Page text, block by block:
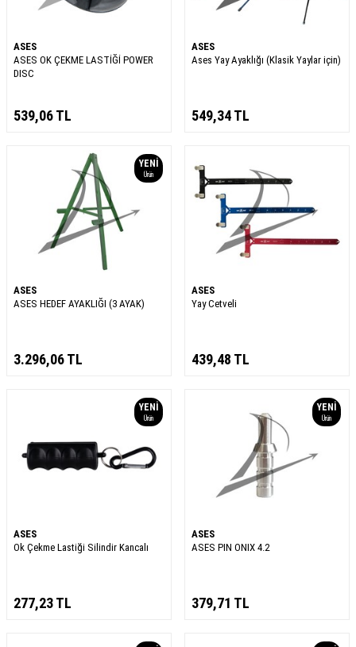
ASES
ASES OK ÇEKME LASTİĞİ POWER
DISC
539,06TL
ASES
Ases Yay Ayaklığı (Klasik Yaylar için)
549,34TL
YENI
Ürün
ASES
ASES HEDEF AYAKLIĞI (3 AYAK)
3.296,06TL
ASES
Yay Cetveli
439,48 TL
YENI
Ürün
ASES
Ok Çekme Lastiği Silindir Kancalı
277,23TL
YENI
Ürün
ASES
ASES PIN ONIX 4.2
379,71 TL